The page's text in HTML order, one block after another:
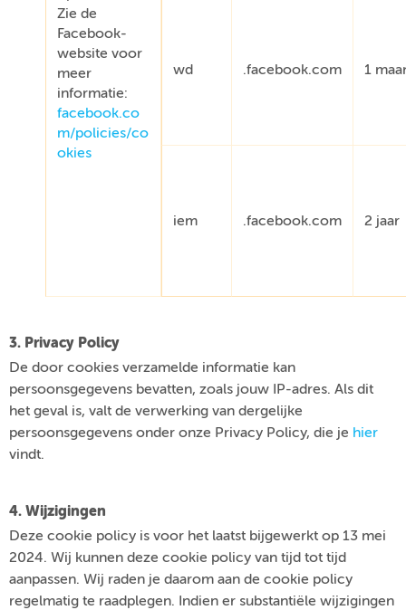
Zie de
Facebook-
website voor
meer
informatie:
facebook.co
m/policies/co
okies
wd .facebook.com 1
iem .facebook.com 2 jaar
3. Privacy Policy
De door cookies verzamelde informatie kan
persoonsgegevens bevatten, zoals jouw IP-adres. Als dit
het geval is, valt de verwerking van dergelijke
persoonsgegevens onder onze Privacy Policy, die je hier
vindt.
4. Wijzigingen
Deze cookie policy is voor het laatst bijgewerkt op 13 mei
2024. Wij kunnen deze cookie policy van tijd tot tijd
aanpassen. Wij raden je daarom aan de cookie policy
regelmatig te raadplegen. Indien er substantiële wijzigingen